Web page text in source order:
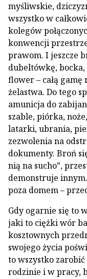
myśliwskie,
wszystko w
kolegów
konwencji
prawom. I jeszcze
dubeltówkę,
flower – całą
żelastwa. Do tego
amunicja do
szable, piórka,
latarki, ubrania,
zezwolenia na
dokumenty. Broń
nią na sucho”,
demonstruje
poza domem –
Gdy ogarnie się to
jaki to ciężki wór
kosztownych
swojego życia
to wszystko
rodzinie i w pracy,